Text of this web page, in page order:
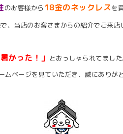
のお客様から 18金のネックレスを
、当店のお客さまからの紹介でご来店
かった！」
とおっしゃられてまし
ムページを見ていただき、誠にありが